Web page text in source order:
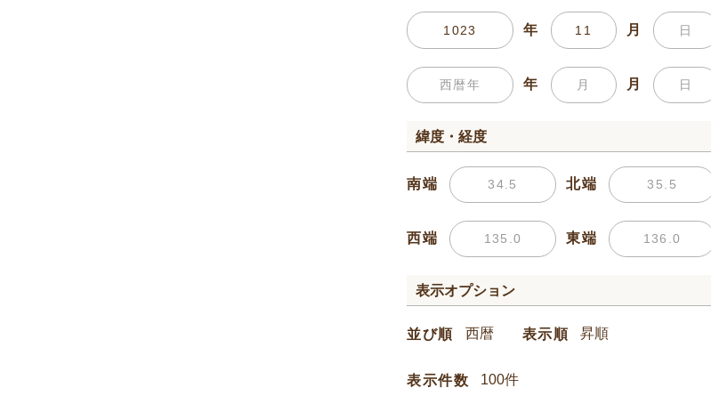
年 月
年 月
緯度・経度
南端 北端
西端 東端
表示オプション
並び順 表示順
表示件数